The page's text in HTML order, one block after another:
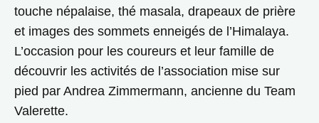
touche népalaise, thé masala, drapeaux de prière
et images des sommets enneigés de l’Himalaya.
L’occasion pour les coureurs et leur famille de
découvrir les activités de l’association mise sur
pied par Andrea Zimmermann, ancienne du Team
Valerette.